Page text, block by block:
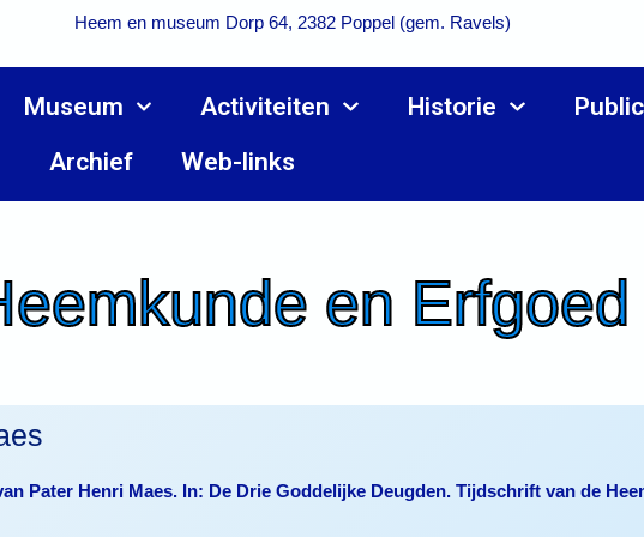
Heem en museum Dorp 64, 2382 Poppel (gem. Ravels)
Museum Activiteiten Historie
Archief Web-links
en
Pater Henri Maes. In: De Drie Goddelijke Deugden. Tijdschrift van de